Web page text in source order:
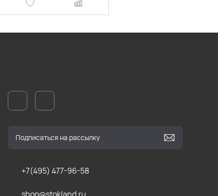
+7(495) 477-96-58